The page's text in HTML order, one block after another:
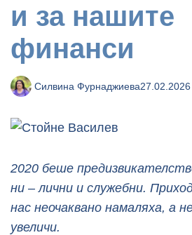
и за нашите
финанси
Силвина Фурнаджиева27.02.2026
2020 беше
ни – лични и служебни.
нас неочаквано намаляха, а
увеличи.